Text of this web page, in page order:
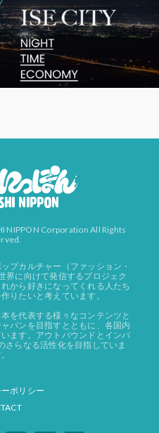
NIPPON Corporation All Rights
プカルチャー（ファッション・
界に向けて発信するプロジェク
から好きになってくれる人たち
りたいと考えています。
を代表する様々なコンテンツと
パンを目指すとともに、各国内
ます。アウトバウンドとインバ
さらなる活性化を目指していま
ポリシー